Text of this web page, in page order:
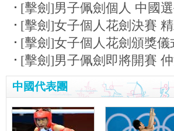
[擊劍]男子佩劍個人 中國
[擊劍]女子個人花劍決賽
[擊劍]女子個人花劍頒獎
[擊劍]男子佩劍即將開賽
中國代表團